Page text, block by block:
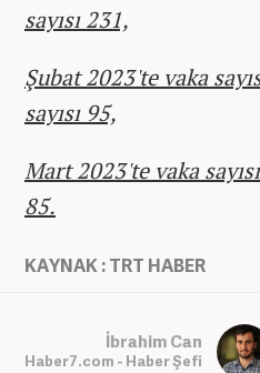
sayısı 231,
Şubat 2023'te vaka
sayısı 95,
Mart 2023'te vaka
85.
KAYNAK : TRT HABER
İbrahim Can
Haber7.com - Haber Şefi